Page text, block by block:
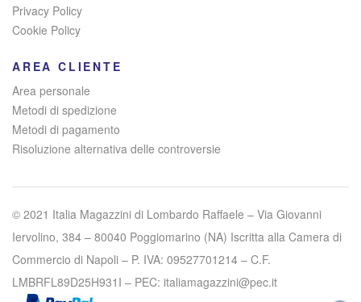
Privacy Policy
Cookie Policy
AREA CLIENTE
Area personale
Metodi di spedizione
Metodi di pagamento
Risoluzione alternativa delle controversie
© 2021 Italia Magazzini di Lombardo Raffaele – Via Giovanni
Iervolino, 384 – 80040 Poggiomarino (NA) Iscritta alla Camera di
Commercio di Napoli – P. IVA: 09527701214 – C.F.
LMBRFL89D25H931I – PEC: italiamagazzini@pec.it